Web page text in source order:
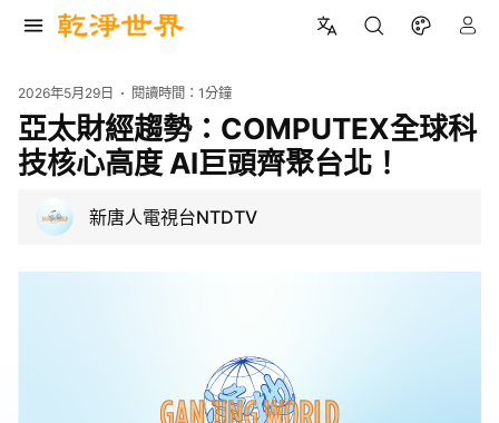
2026年5月29日 閱讀時間：1分鐘
亞太財經趨勢：COMPUTEX全球科
技核心高度 AI巨頭齊聚台北！
新唐人電視台NTDTV